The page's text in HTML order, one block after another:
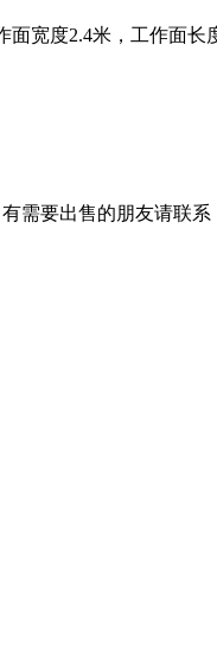
宽度2.4米，工作面长
要出售的朋友请联系